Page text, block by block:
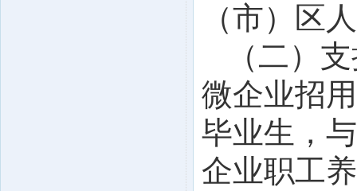
（市）区
（二）
微企业招
毕业生，
企业职工